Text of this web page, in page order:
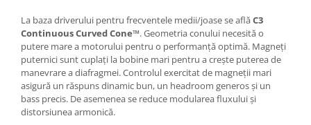
La baza driverului pentru frecventele medii/joase se aflăC3
Continuous Curved Cone™. Geometria conului necesită o
putere mare a motorului pentru o performanță optimă. Magneți
puternici sunt cuplați la bobine mari pentru a crește puterea de
manevrare a diafragmei. Controlul exercitat de magneții mari
asigură un răspuns dinamic bun, un headroom generos și un
bass precis. De asemenea se reduce modularea fluxului și
distorsiunea armonică.